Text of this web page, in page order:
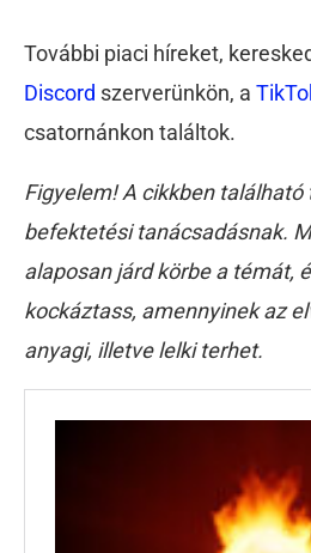
További piaci híreket,
Discord szerverünkön, a
csatornánkon találtok.
Figyelem! A cikkben
befektetési tanácsadásnak.
alaposan járd körbe a témát,
kockáztass, amennyinek az
anyagi, illetve lelki terhet.